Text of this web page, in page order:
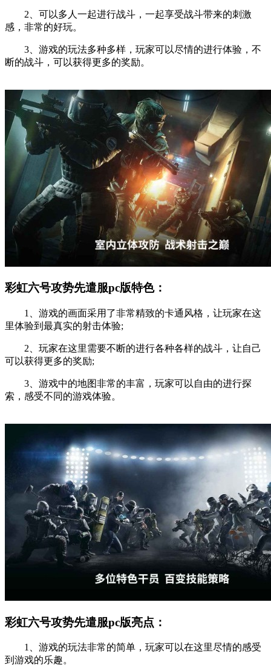
2、可以多人一起进行战斗，一起享受战斗带来的刺激
感，非常的好玩。
3、游戏的玩法多种多样，玩家可以尽情的进行体验，不
断的战斗，可以获得更多的奖励。
彩虹六号攻势先遣服pc版特色：
1、游戏的画面采用了非常精致的卡通风格，让玩家在这
里体验到最真实的射击体验;
2、玩家在这里需要不断的进行各种各样的战斗，让自己
可以获得更多的奖励;
3、游戏中的地图非常的丰富，玩家可以自由的进行探
索，感受不同的游戏体验。
彩虹六号攻势先遣服pc版亮点：
1、游戏的玩法非常的简单，玩家可以在这里尽情的感受
到游戏的乐趣。